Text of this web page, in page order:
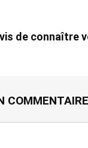
de connaître
COMMENTAIRE